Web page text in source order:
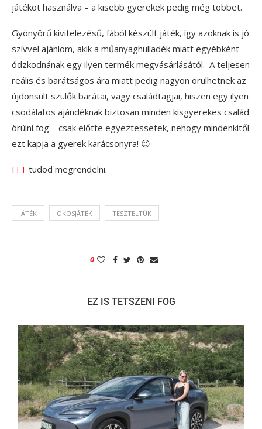
játékot használva – a kisebb gyerekek pedig még többet.
Gyönyörű kivitelezésű, fából készült játék, így azoknak is jó
szívvel ajánlom, akik a műanyaghulladék miatt egyébként
ódzkodnának egy ilyen termék megvásárlásától. A teljesen
reális és barátságos ára miatt pedig nagyon örülhetnek az
újdonsült szülők barátai, vagy családtagjai, hiszen egy ilyen
csodálatos ajándéknak biztosan minden kisgyerekes család
örülni fog – csak előtte egyeztessetek, nehogy mindenkitől
ezt kapja a gyerek karácsonyra! 😉
ITT tudod megrendelni.
JÁTÉK OKOSJÁTÉK TESZTELTÜK
0
EZ IS TETSZENI FOG